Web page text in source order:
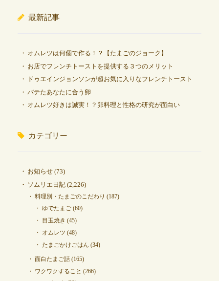
最新記事
オムレツは何個で作る！？【たまごのジョーク】
お店でフレンチトーストを提供する３つのメリット
ドゥエインジョンソンが超お気に入りなフレンチトースト
バテたあなたに合う卵
オムレツ好きは誠実！？卵料理と性格の研究が面白い
カテゴリー
お知らせ(73)
ソムリエ日記(2,226)
料理別・たまごのこだわり (187)
ゆでたまご(60)
目玉焼き (45)
オムレツ (48)
たまごかけごはん (34)
面白たまご話(165)
ワクワクすること (266)